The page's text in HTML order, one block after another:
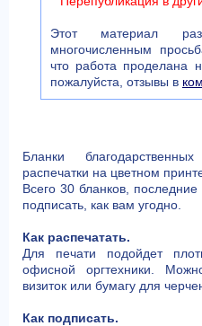
Этот материал
многочисленным
что работа проделана
пожалуйста, отзывы в
Бланки
распечатки на цветном
Всего 30 бланков,
подписать, как вам угодно.
Как распечатать.
Для печати подойдет
офисной оргтехники.
визиток или бумагу для
Как подписать.